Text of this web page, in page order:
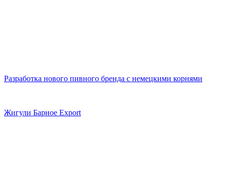
Разработка нового пивного бренда с немецкими корнями
Жигули Барное Export